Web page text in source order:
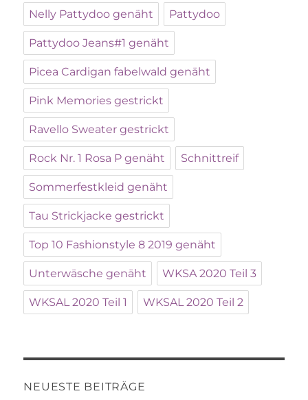
Nelly Pattydoo genäht Pattydoo
Pattydoo Jeans#1 genäht
Picea Cardigan fabelwald genäht
Pink Memories gestrickt
Ravello Sweater gestrickt
Rock Nr. 1 Rosa P genäht Schnittreif
Sommerfestkleid genäht
Tau Strickjacke gestrickt
Top 10 Fashionstyle 8 2019 genäht
Unterwäsche genäht WKSA 2020 Teil 3
WKSAL 2020 Teil 1 WKSAL 2020 Teil 2
NEUESTE BEITRÄGE